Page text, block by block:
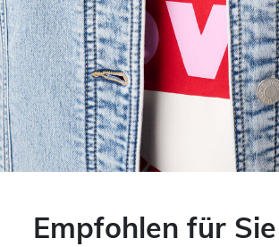
Empfohlen für Sie